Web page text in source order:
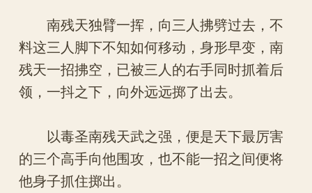
南残天独臂一挥，向三人拂劈过去，不
料这三人脚下不知如何移动，身形早变，南
残天一招拂空，已被三人的右手同时抓着后
领，一抖之下，向外远远掷了出去。
以毒圣南残天武之强，便是天下最厉害
的三个高手向他围攻，也不能一招之间便将
他身子抓住掷出。